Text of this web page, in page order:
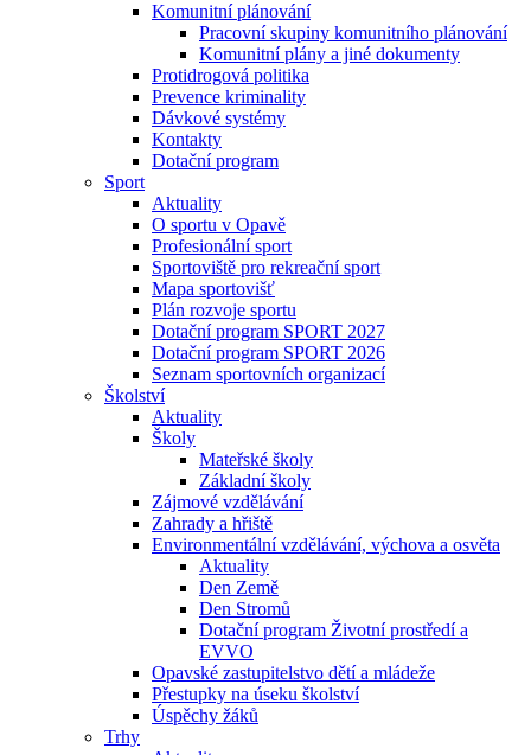
Komunitní plánování
Pracovní skupiny komunitního plánování
Komunitní plány a jiné dokumenty
Protidrogová politika
Prevence kriminality
Dávkové systémy
Kontakty
Dotační program
Sport
Aktuality
O sportu v Opavě
Profesionální sport
Sportoviště pro rekreační sport
Mapa sportovišť
Plán rozvoje sportu
Dotační program SPORT 2027
Dotační program SPORT 2026
Seznam sportovních organizací
Školství
Aktuality
Školy
Mateřské školy
Základní školy
Zájmové vzdělávání
Zahrady a hřiště
Environmentální vzdělávání, výchova a osvěta
Aktuality
Den Země
Den Stromů
Dotační program Životní prostředí a
EVVO
Opavské zastupitelstvo dětí a mládeže
Přestupky na úseku školství
Úspěchy žáků
Trhy